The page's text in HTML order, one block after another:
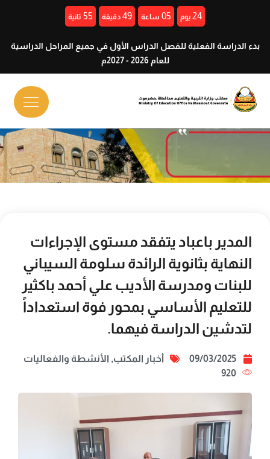
24 يوم 05 ساعة 49 دقيقة 54 ثانية
بدء الدراسة الفعلية للفصل الدراس الأول في جميع المراحل الدراسية
للعام 2026 - 2027م
المدير باعباد يتفقد مستوى الإجراءات
النهاية بثانوية الرائدة سلومة السيباني
للبنات ومدرسة الأديب علي أحمد باكثير
للتعليم الأساسي بمحور فوة استعداداً
لتدشين الدراسة فيهما.
09/03/2025 أخبار المكتب, الأنشطة والفعاليات
920